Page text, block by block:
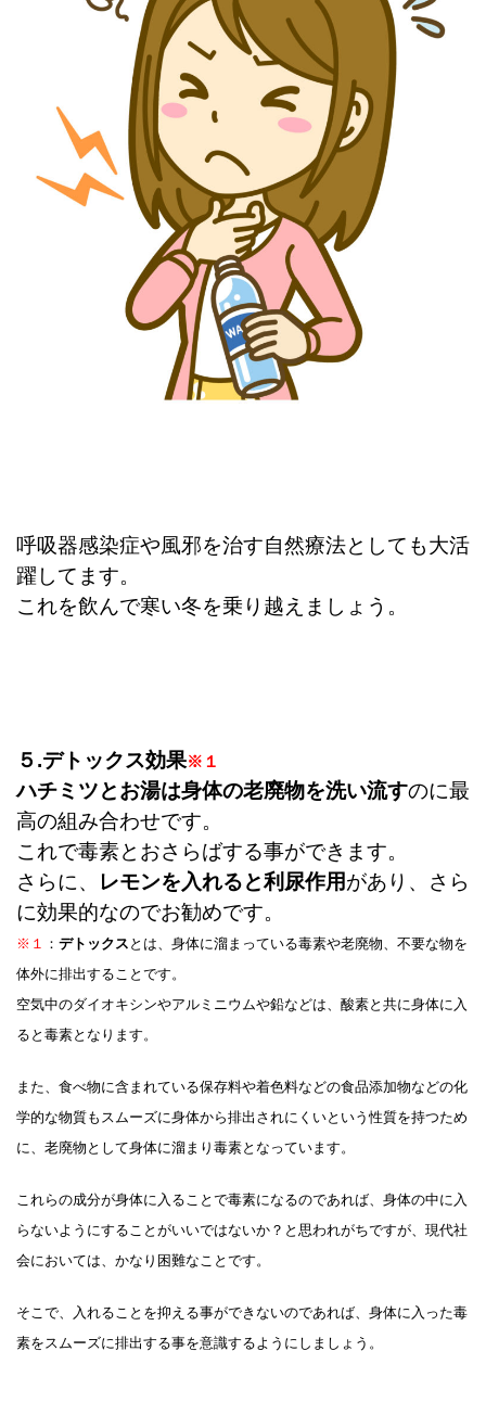
呼吸器感染症や風邪を治す自然療法としても大活
躍してます。
これを飲んで寒い冬を乗り越えましょう。
５.デトックス効果※１
ハチミツとお湯は身体の老廃物を洗い流すのに最
高の組み合わせです。
これで毒素とおさらばする事ができます。
さらに、
レモンを入れると利尿作用があり、さら
に効果的なのでお勧めです。
※１ ： デトックス とは、身体に溜まっている毒素や老廃物、不要な物を
体外に排出することです。
空気中のダイオキシンやアルミニウムや鉛などは、酸素と共に身体に入
ると毒素となります。
また、食べ物に含まれている保存料や着色料などの食品添加物などの化
学的な物質もスムーズに身体から排出されにくいという性質を持つため
に、老廃物として身体に溜まり毒素となっています。
これらの成分が身体に入ることで毒素になるのであれば、身体の中に入
らないようにすることがいいではないか？ と思われがちですが、現代社
会においては、かなり困難なことです。
そこで、入れることを抑える事ができないのであれば、身体に入った毒
素をスムーズに排出する事を意識するようにしましょう。